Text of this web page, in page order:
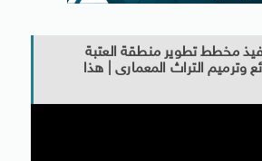
مخطط تطوير منطقة العتبة
ألف بائع وترميم التراث المعمارى | هذا